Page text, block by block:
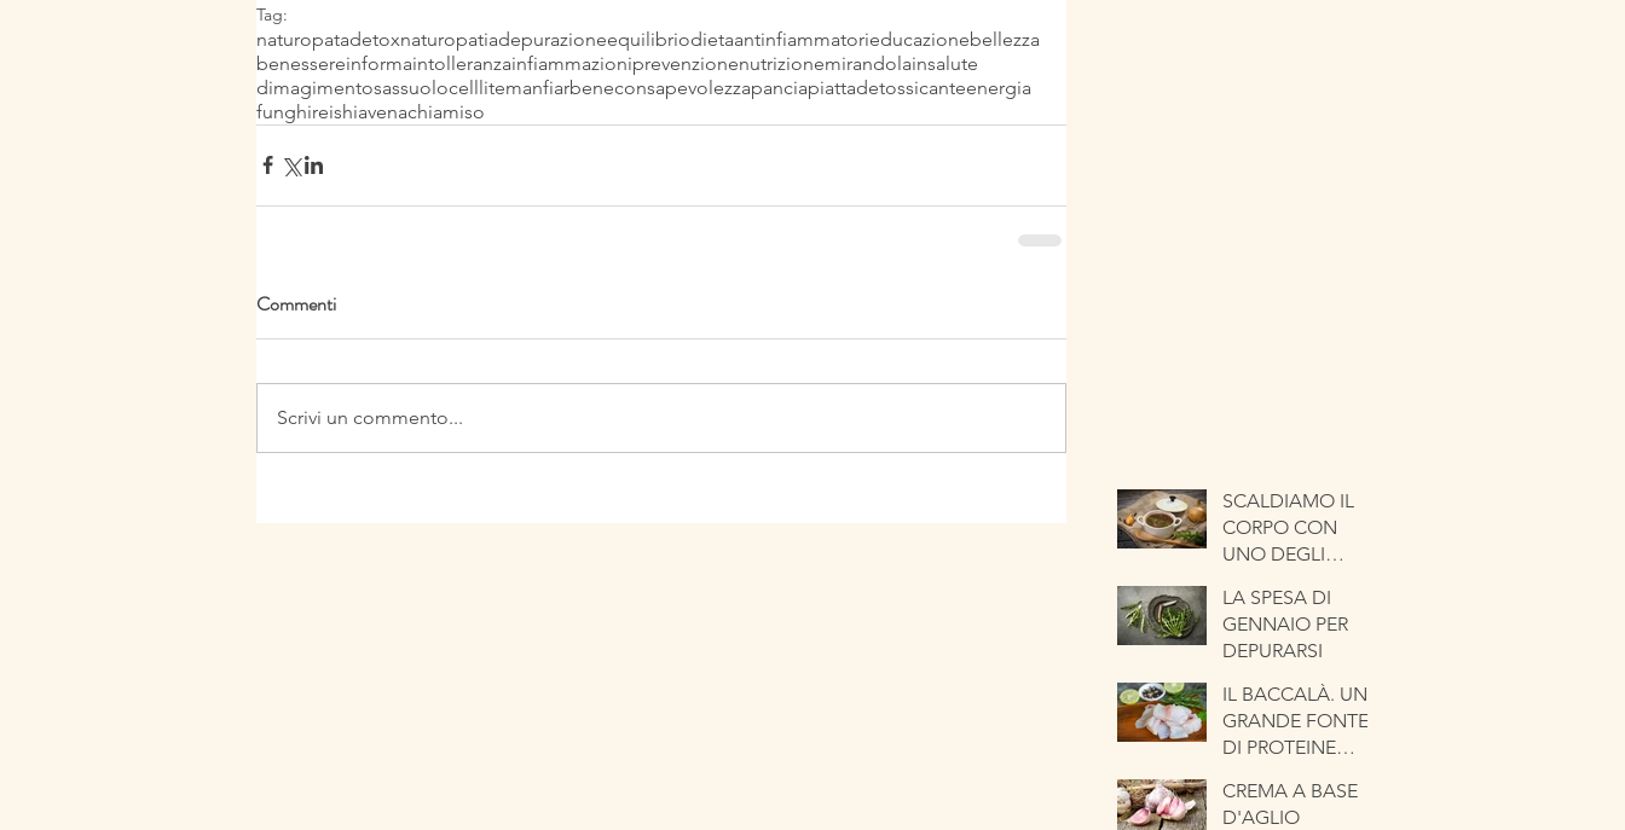
Tag:
naturopatadetoxnaturopatiadepurazioneequilibriodietaantinfiammatorieducazionebellezza
benessereinformaintolleranzainfiammazioniprevenzionenutrizionemirandolainsalute
dimagimentosassuolocelllitemanfiarbeneconsapevolezzapanciapiattadetossicanteenergia
funghireishiavenachiamiso
Commenti
Scrivi un commento...
SCALDIAMO IL
CORPO CON
UNO DEGLI
ANTICHI. LA
CIPOLLA
LA SPESA DI
GENNAIO PER
DEPURARSI
IL BACCALÀ. UNA
GRANDE FONTE
DI PROTEINE
CREMA A BASE
D'AGLIO